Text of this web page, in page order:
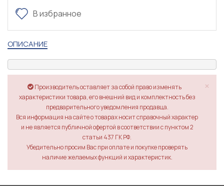
В избранное
ОПИСАНИЕ
×
Производитель оставляет за собой право изменять
характеристики товара, его внешний вид и комплектность без
предварительного уведомления продавца.
Вся информация на сайте о товарах носит справочный характер
и не является публичной офертой в соответствии с пунктом 2
статьи 437 ГК РФ.
Убедительно просим Вас при оплате и покупке проверять
наличие желаемых функций и характеристик.